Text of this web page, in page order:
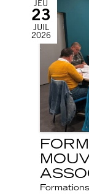
JEU
23
JUIL
2026